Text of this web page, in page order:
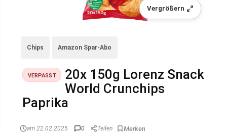
Vergrößern
Chips Amazon Spar-Abo
VERPASST
20x 150g Lorenz Snack
World Crunchips
Paprika
am 22.02.2025 0 Teilen